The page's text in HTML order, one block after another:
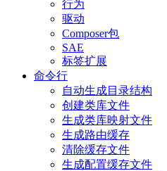
行为
驱动
Composer包
SAE
标签扩展
命令行
自动生成目录结构
创建类库文件
生成类库映射文件
生成路由缓存
清除缓存文件
生成配置缓存文件